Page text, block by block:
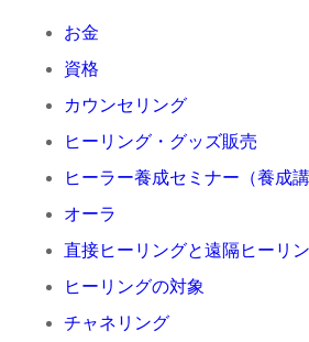
お金
資格
カウンセリング
ヒーリング・グッズ販売
ヒーラー養成セミナー（養成講
オーラ
直接ヒーリングと遠隔ヒーリ
ヒーリングの対象
チャネリング